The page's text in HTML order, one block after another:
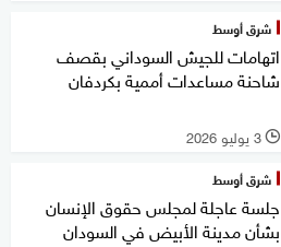
شرق أوسط
اتهامات للجيش السوداني بقصف
شاحنة مساعدات أممية بكردفان
l 3 يوليو 2026
شرق أوسط
جلسة عاجلة لمجلس حقوق الإنسان
بشأن مدينة الأبيض في السودان